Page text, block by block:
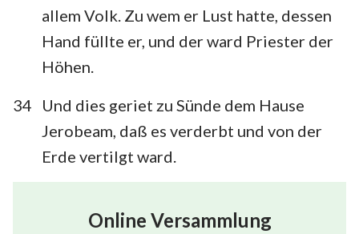
allem Volk. Zu wem er Lust hatte, dessen
Hand füllte er, und der ward Priester der
Höhen.
34
Und dies geriet zu Sünde dem Hause
Jerobeam, daß es verderbt und von der
Erde vertilgt ward.
Online Versammlung